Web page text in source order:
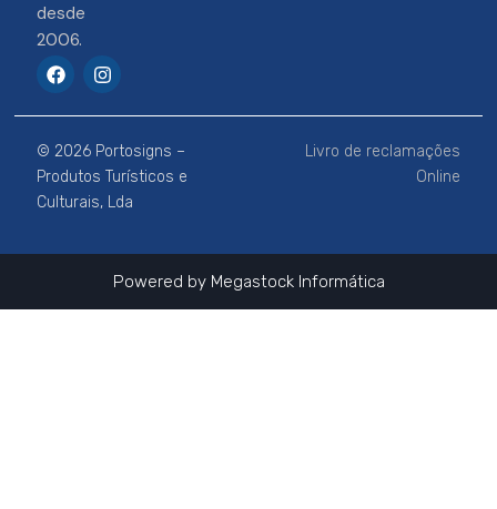
desde
2006.
F
a
e
b
o
o
k
I
n
t
a
g
r
a
m
© 2026 Portosigns –
Produtos Turísticos e
Culturais, Lda
Livro de reclamações
Online
Powered by Megastock Informática